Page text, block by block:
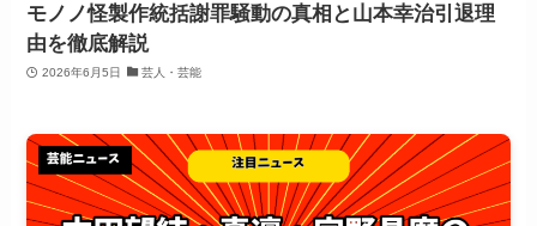
モノノ怪製作統括謝罪騒動の真相と山本幸治引退理
由を徹底解説
2026年6月5日 芸人・芸能